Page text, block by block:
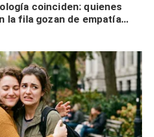
coinciden: quienes
la fila gozan de empatía
solo tienen autocontrol